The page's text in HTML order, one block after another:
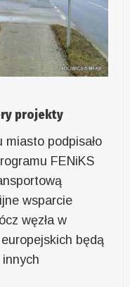
projekty
podpisało
FENiKS
wsparcie
węzła w
będą